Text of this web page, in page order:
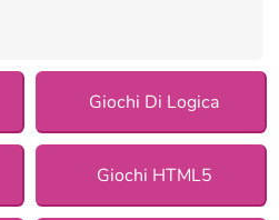
Giochi Di Logica
Giochi HTML5